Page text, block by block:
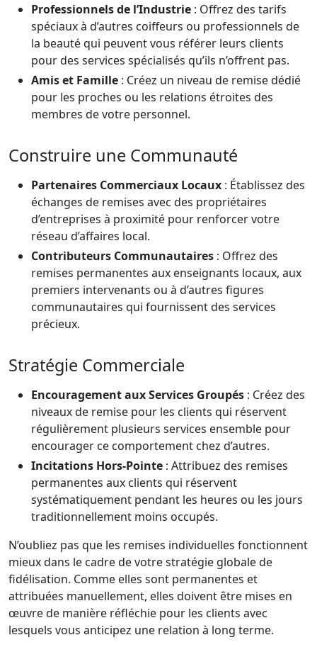
Professionnels de l’Industrie : Offrez des tarifs
spéciaux à d’autres coiffeurs ou professionnels de
la beauté qui peuvent vous référer leurs clients
pour des services spécialisés qu’ils n’offrent pas.
Amis et Famille : Créez un niveau de remise dédié
pour les proches ou les relations étroites des
membres de votre personnel.
Construire une Communauté
Partenaires Commerciaux Locaux : Établissez des
échanges de remises avec des propriétaires
d’entreprises à proximité pour renforcer votre
réseau d’affaires local.
Contributeurs Communautaires : Offrez des
remises permanentes aux enseignants locaux, aux
premiers intervenants ou à d’autres figures
communautaires qui fournissent des services
précieux.
Stratégie Commerciale
Encouragement aux Services Groupés : Créez des
niveaux de remise pour les clients qui réservent
régulièrement plusieurs services ensemble pour
encourager ce comportement chez d’autres.
Incitations Hors-Pointe : Attribuez des remises
permanentes aux clients qui réservent
systématiquement pendant les heures ou les jours
traditionnellement moins occupés.
N’oubliez pas que les remises individuelles fonctionnent
mieux dans le cadre de votre stratégie globale de
fidélisation. Comme elles sont permanentes et
attribuées manuellement, elles doivent être mises en
œuvre de manière réfléchie pour les clients avec
lesquels vous anticipez une relation à long terme.